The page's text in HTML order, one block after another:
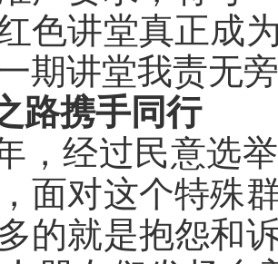
色讲堂真正成
期讲堂我责无
路携手同行
，经过民意选
面对这个特殊
的就是抱怨和